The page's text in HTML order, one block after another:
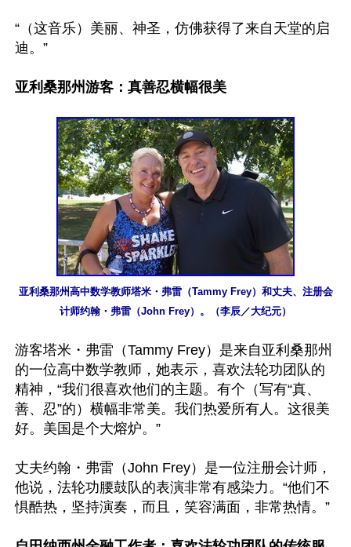
“（这音乐）美丽、神圣，仿佛获得了来自天堂的启
迪。”
亚利桑那州游客：真善忍横幅很美
亚利桑那州高中数学教师塔米・弗雷（Tammy Frey）和丈夫、注册会
计师约翰・弗雷（John Frey）。（李辰／大纪元）
游客塔米・弗雷（Tammy Frey）是来自亚利桑那州
的一位高中数学教师，她表示，喜欢法轮功团队的
精神，“我们很喜欢他们的主题。有个（写有“真、
善、忍”的）横幅非常美。我们热爱所有人。这很美
好。美国是个大熔炉。”
丈夫约翰・弗雷（John Frey）是一位注册会计师，
他说，法轮功腰鼓队的表演非常有感染力。“他们不
惧酷热，坚持演奏，而且，笑容满面，非常热情。”